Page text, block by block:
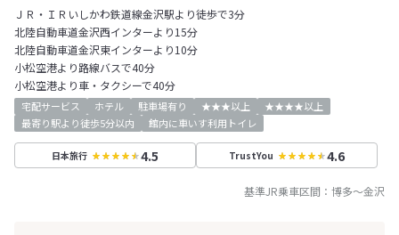
ＪＲ・ＩＲいしかわ鉄道線金沢駅より徒歩で3分
北陸自動車道金沢西インターより15分
北陸自動車道金沢東インターより10分
小松空港より路線バスで40分
小松空港より車・タクシーで40分
宅配サービス ホテル 駐車場有り ★★★以上
★★★★以上
最寄り駅より徒歩5分以内
館内に車いす利用トイレ
日本旅行 4.5 TrustYou 4.6
基準JR乗車区間： 博多～金沢